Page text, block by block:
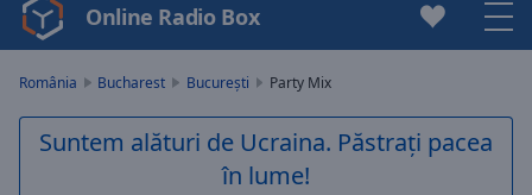
Video
Player
Play
Video
Online Radio Box
România Bucharest București Party Mix
Suntem alături de Ucraina. Păstrați pacea
în lume!